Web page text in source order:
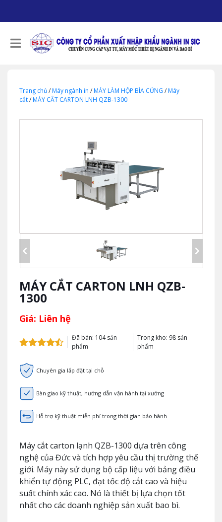
Trang chủ/Máy ngành in /MÁY LÀM HỘP BÌA CỨNG /Máy
cắt/MÁY CẮT CARTON LNH QZB-1300
MÁY CẮT CARTON LNH QZB-
1300
Giá: Liên hệ
Đã bán: 104 sản
phẩm
Trong kho: 98 sản
phẩm
Chuyên gia lắp đặt tại chỗ
Bàn giao kỹ thuật, hướng dẫn vận hành tại xưởng
Hỗ trợ kỹ thuật miễn phí trong thời gian bảo hành
Máy cắt carton lạnh QZB-1300 dựa trên công
nghệ của Đức và tích hợp yêu cầu thị trường thế
giới. Máy này sử dụng bộ cấp liệu với bảng điều
khiển tự động PLC, đạt tốc độ cắt cao và hiệu
suất chính xác cao. Nó là thiết bị lựa chọn tốt
nhất cho các doanh nghiệp sản xuất bao bì.